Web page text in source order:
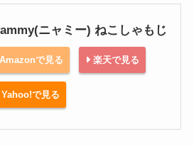
ニャミー) ねこしゃもじ
で見る 楽天で見る
で見る